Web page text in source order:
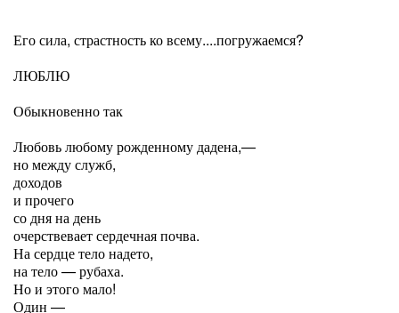
Его сила, страстность ко всему....погружаемся?
ЛЮБЛЮ
Обыкновенно так
Любовь любому рожденному дадена,—
но между служб,
доходов
и прочего
со дня на день
очерствевает сердечная почва.
На сердце тело надето,
на тело — рубаха.
Но и этого мало!
Один —